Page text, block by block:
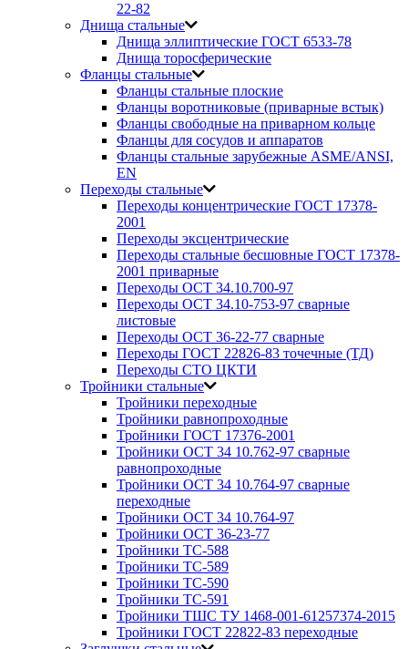
22-82
Днища стальные
Днища эллиптические ГОСТ 6533-78
Днища торосферические
Фланцы стальные
Фланцы стальные плоские
Фланцы воротниковые (приварные встык)
Фланцы свободные на приварном кольце
Фланцы для сосудов и аппаратов
Фланцы стальные зарубежные ASME/ANSI,
EN
Переходы стальные
Переходы концентрические ГОСТ 17378-
2001
Переходы эксцентрические
Переходы стальные бесшовные ГОСТ 17378-
2001 приварные
Переходы ОСТ 34.10.700-97
Переходы ОСТ 34.10-753-97 сварные
листовые
Переходы ОСТ 36-22-77 сварные
Переходы ГОСТ 22826-83 точечные (ТД)
Переходы СТО ЦКТИ
Тройники стальные
Тройники переходные
Тройники равнопроходные
Тройники ГОСТ 17376-2001
Тройники ОСТ 34 10.762-97 сварные
равнопроходные
Тройники ОСТ 34 10.764-97 сварные
переходные
Тройники ОСТ 34 10.764-97
Тройники ОСТ 36-23-77
Тройники ТС-588
Тройники ТС-589
Тройники ТС-590
Тройники ТС-591
Тройники ТШС ТУ 1468-001-61257374-2015
Тройники ГОСТ 22822-83 переходные